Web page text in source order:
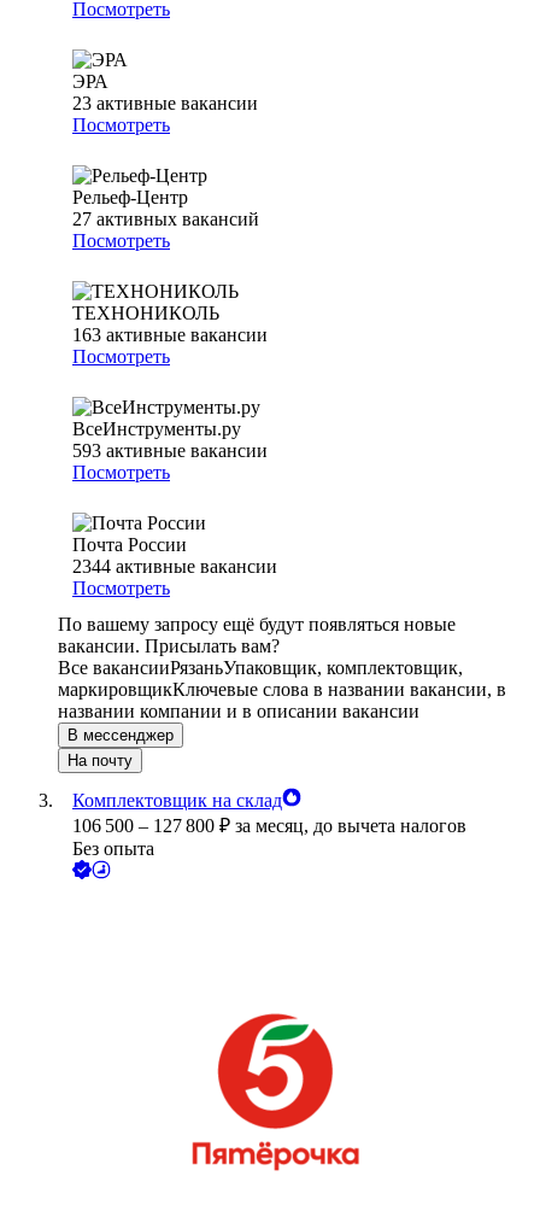
Посмотреть
ЭРА
23 активные вакансии
Посмотреть
Рельеф-Центр
27 активных вакансий
Посмотреть
ТЕХНОНИКОЛЬ
163 активные вакансии
Посмотреть
ВсеИнструменты.ру
593 активные вакансии
Посмотреть
Почта России
2344 активные вакансии
Посмотреть
По вашему запросу ещё будут появляться новые
вакансии. Присылать вам?
Все вакансииРязаньУпаковщик, комплектовщик,
маркировщикКлючевые слова в названии вакансии, в
названии компании и в описании вакансии
В мессенджер
На почту
Комплектовщик на склад
106 500 – 127 800 ₽ за месяц, до вычета налогов
Без опыта